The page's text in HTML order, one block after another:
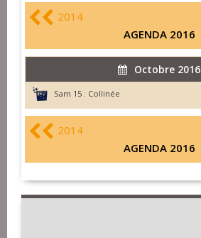
2014
AGENDA 2016
Octobre 2016
Sam 15 : Collinée
2014
AGENDA 2016